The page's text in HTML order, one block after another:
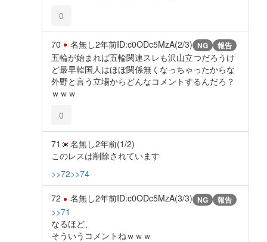
0
70 名無し2年前ID:c0ODc5MzA(2/3) NG 報告
五輪が始まれば五輪関連スレも沢山立つだろうけ
ど最早韓国人はほぼ関係無くなっちゃったからな
外野と言う立場からどんなコメントするんだろ？
ｗｗｗ
0
71 名無し2年前(1/2)
このレスは削除されています
>>72>>74
72 名無し2年前ID:c0ODc5MzA(3/3) NG 報告
>>71
なるほど、
そういうコメントねｗｗｗ